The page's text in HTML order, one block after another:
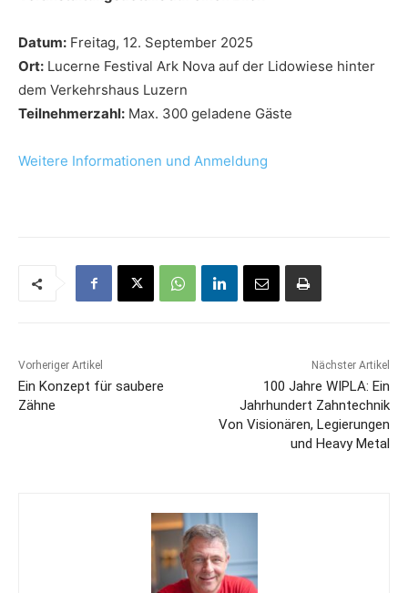
Datum: Freitag, 12. September 2025
Ort: Lucerne Festival Ark Nova auf der Lidowiese hinter
dem Verkehrshaus Luzern
Teilnehmerzahl: Max. 300 geladene Gäste
Weitere Informationen und Anmeldung
Vorheriger Artikel
Ein Konzept für saubere
Zähne
Nächster Artikel
100 Jahre WIPLA: Ein
Jahrhundert Zahntechnik
Von Visionären, Legierungen
und Heavy Metal